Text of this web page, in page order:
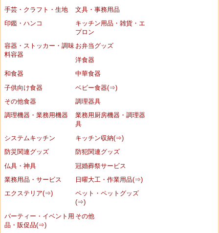
手芸・クラフト・生地
文具・事務用品
印鑑・ハンコ
キッチン用品・雑貨・エ
プロン
容器・ストッカー・調味
料容器
お弁当グッズ
洋食器
和食器
中華食器
子供向け食器
ベビー食器(⇒)
その他食器
調理器具
調理機器・業務用機器
業務用厨房機器・調理器
具
システムキッチン
キッチン収納(⇒)
防災関連グッズ
防犯関連グッズ
仏具・神具
冠婚葬祭サービス
業務用品・サービス
日曜大工・作業用品(⇒)
エクステリア(⇒)
ペット・ペットグッズ
(⇒)
パーティー・イベント用
品・販促品(⇒)
その他